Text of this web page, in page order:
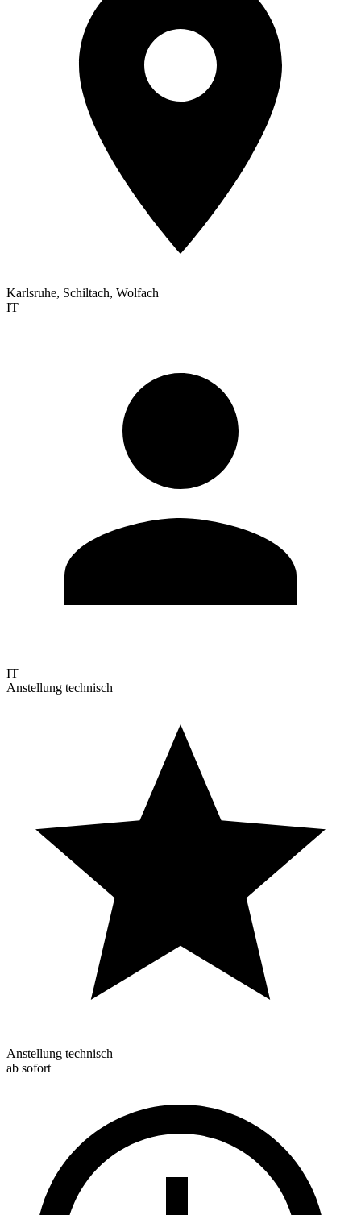
Karlsruhe, Schiltach, Wolfach
IT
IT
Anstellung technisch
Anstellung technisch
ab sofort